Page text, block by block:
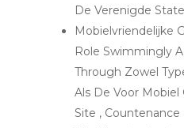
De Verenigde
Mobielvriendelijke
Role Swimmingly
Through Zowel
Als De Voor
Site ,